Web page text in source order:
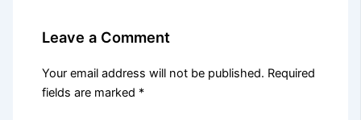
Leave a Comment
Your email address will not be published. Required
fields are marked *